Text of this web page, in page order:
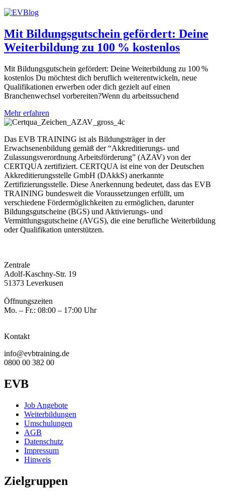
Mit Bildungsgutschein gefördert: Deine
Weiterbildung zu 100 % kostenlos
Mit Bildungsgutschein gefördert: Deine Weiterbildung zu 100 %
kostenlos Du möchtest dich beruflich weiterentwickeln, neue
Qualifikationen erwerben oder dich gezielt auf einen
Branchenwechsel vorbereiten?Wenn du arbeitssuchend
Mehr erfahren
Das EVB TRAINING ist als Bildungsträger in der
Erwachsenenbildung gemäß der “Akkreditierungs- und
Zulassungsverordnung Arbeitsförderung” (AZAV) von der
CERTQUA zertifiziert. CERTQUA ist eine von der Deutschen
Akkreditierungsstelle GmbH (DAkkS) anerkannte
Zertifizierungsstelle. Diese Anerkennung bedeutet, dass das EVB
TRAINING bundesweit die Voraussetzungen erfüllt, um
verschiedene Fördermöglichkeiten zu ermöglichen, darunter
Bildungsgutscheine (BGS) und Aktivierungs- und
Vermittlungsgutscheine (AVGS), die eine berufliche Weiterbildung
oder Qualifikation unterstützen.
Zentrale
Adolf-Kaschny-Str. 19
51373 Leverkusen
Öffnungszeiten
Mo. – Fr.: 08:00 – 17:00 Uhr
Kontakt
info@evbtraining.de
0800 00 382 00
EVB
Job Angebote
Weiterbildungen
Umschulungen
AGB
Datenschutz
Impressum
Hinweis
Zielgruppen